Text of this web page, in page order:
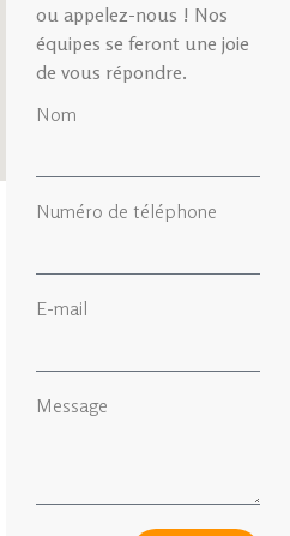
ou appelez-nous ! Nos
équipes se feront une joie
de vous répondre.
Nom
Numéro de téléphone
E-mail
Message